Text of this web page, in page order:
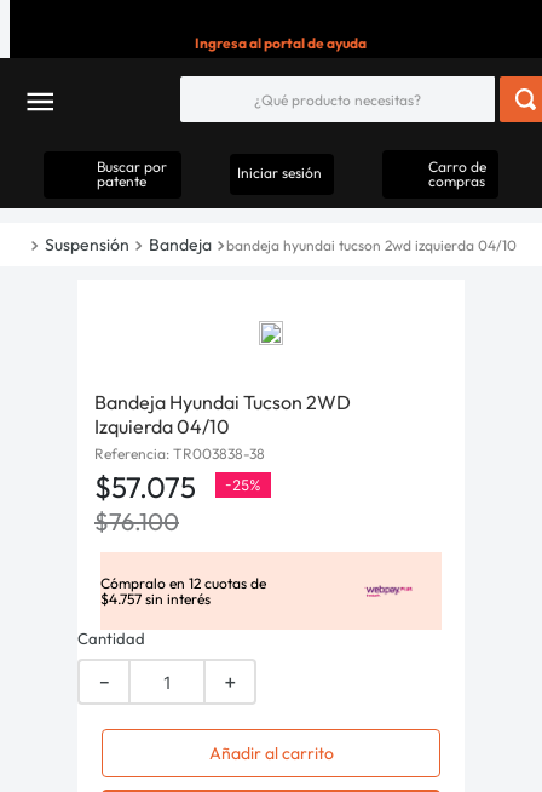
Ingresa al portal de ayuda
Buscar por
patente
Iniciar sesión
Carro de
compras
Suspensión Bandeja bandeja hyundai tucson 2wd izquierda 04/10
Bandeja Hyundai Tucson 2WD
Izquierda 04/10
Referencia: TR003838-38
$57.075 -25%
$76.100
Cómpralo en 12 cuotas de
$4.757 sin interés
Cantidad
＋
－
Añadir al carrito